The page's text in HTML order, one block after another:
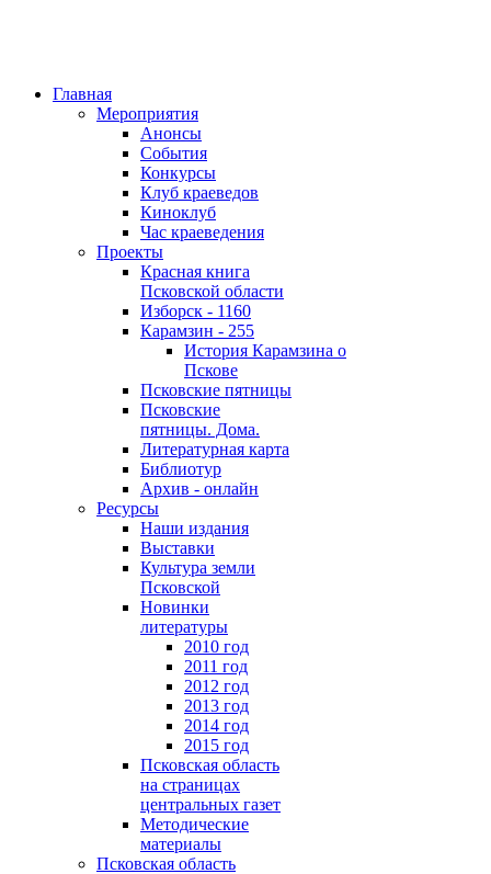
Главная
Мероприятия
Анонсы
События
Конкурсы
Клуб краеведов
Киноклуб
Час краеведения
Проекты
Красная книга
Псковской области
Изборск - 1160
Карамзин - 255
История Карамзина о
Пскове
Псковские пятницы
Псковские
пятницы. Дома.
Литературная карта
Библиотур
Архив - онлайн
Ресурсы
Наши издания
Выставки
Культура земли
Псковской
Новинки
литературы
2010 год
2011 год
2012 год
2013 год
2014 год
2015 год
Псковская область
на страницах
центральных газет
Методические
материалы
Псковская область